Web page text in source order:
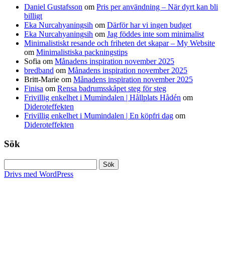
Daniel Gustafsson om Pris per användning – När dyrt kan bli
billigt
Eka Nurcahyaningsih om Därför har vi ingen budget
Eka Nurcahyaningsih om Jag föddes inte som minimalist
Minimalistiskt resande och friheten det skapar – My Website
om Minimalistiska packningstips
Sofia om Månadens inspiration november 2025
bredband om Månadens inspiration november 2025
Britt-Marie om Månadens inspiration november 2025
Finisa om Rensa badrumsskåpet steg för steg
Frivillig enkelhet i Mumindalen | Hållplats Hådén om
Dideroteffekten
Frivillig enkelhet i Mumindalen | En köpfri dag om
Dideroteffekten
Sök
efter:
Drivs med WordPress